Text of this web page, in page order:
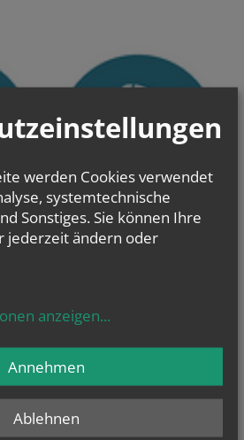
werden Cookies verwendet
systemtechnische
Sonstiges. Sie können Ihre
jederzeit ändern oder
anzeigen...
Ablehnen
Annehmen